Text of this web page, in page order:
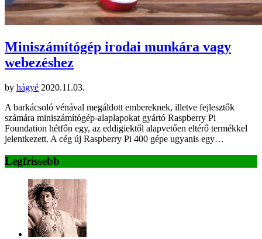
Miniszámítógép irodai munkára vagy
webezéshez
by hágyé 2020.11.03.
A barkácsoló vénával megáldott embereknek, illetve fejlesztők
számára miniszámítógép-alaplapokat gyártó Raspberry Pi
Foundation hétfőn egy, az eddigiektől alapvetően eltérő termékkel
jelentkezett. A cég új Raspberry Pi 400 gépe ugyanis egy…
Legfrissebb